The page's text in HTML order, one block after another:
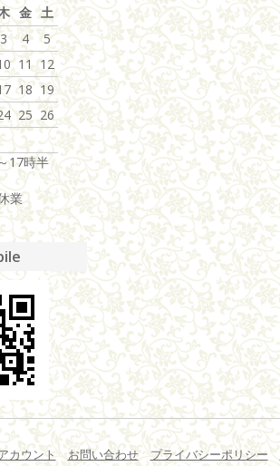
金 土
3 4
5
11 12
18 19
25 26
17時半
業
カウント お問い合わせ プライバシーポリシー